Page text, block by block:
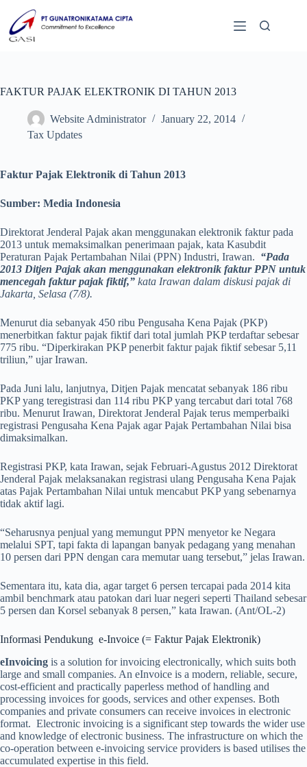
FAKTUR PAJAK ELEKTRONIK DI TAHUN 2013
Website Administrator
January 22, 2014
Tax Updates
Faktur Pajak Elektronik di Tahun 2013
Sumber: Media Indonesia
Direktorat Jenderal Pajak akan menggunakan elektronik faktur pada
2013 untuk memaksimalkan penerimaan pajak, kata Kasubdit
Peraturan Pajak Pertambahan Nilai (PPN) Industri, Irawan. “Pada
2013 Ditjen Pajak akan menggunakan elektronik faktur PPN untuk
mencegah faktur pajak fiktif,” kata Irawan dalam diskusi pajak di
Jakarta, Selasa (7/8).
Menurut dia sebanyak 450 ribu Pengusaha Kena Pajak (PKP)
menerbitkan faktur pajak fiktif dari total jumlah PKP terdaftar sebesar
775 ribu. “Diperkirakan PKP penerbit faktur pajak fiktif sebesar 5,11
triliun,” ujar Irawan.
Pada Juni lalu, lanjutnya, Ditjen Pajak mencatat sebanyak 186 ribu
PKP yang teregistrasi dan 114 ribu PKP yang tercabut dari total 768
ribu. Menurut Irawan, Direktorat Jenderal Pajak terus memperbaiki
registrasi Pengusaha Kena Pajak agar Pajak Pertambahan Nilai bisa
dimaksimalkan.
Registrasi PKP, kata Irawan, sejak Februari-Agustus 2012 Direktorat
Jenderal Pajak melaksanakan registrasi ulang Pengusaha Kena Pajak
atas Pajak Pertambahan Nilai untuk mencabut PKP yang sebenarnya
tidak aktif lagi.
“Seharusnya penjual yang memungut PPN menyetor ke Negara
melalui SPT, tapi fakta di lapangan banyak pedagang yang menahan
10 persen dari PPN dengan cara memutar uang tersebut,” jelas Irawan.
Sementara itu, kata dia, agar target 6 persen tercapai pada 2014 kita
ambil benchmark atau patokan dari luar negeri seperti Thailand sebesar
5 persen dan Korsel sebanyak 8 persen,” kata Irawan. (Ant/OL-2)
Informasi Pendukung e-Invoice (= Faktur Pajak Elektronik)
eInvoicing is a solution for invoicing electronically, which suits both
large and small companies. An eInvoice is a modern, reliable, secure,
cost-efficient and practically paperless method of handling and
processing invoices for goods, services and other expenses. Both
companies and private consumers can receive invoices in electronic
format. Electronic invoicing is a significant step towards the wider use
and knowledge of electronic business. The infrastructure on which the
co-operation between e-invoicing service providers is based utilises the
accumulated expertise in this field.